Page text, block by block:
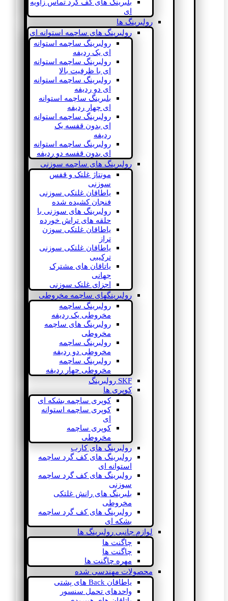
بلبرینگ های کف گرد تماس زاویه
ای
رولبرینگ ها
رولبرینگ های ساچمه استوانه ای
رولبرینگ ساچمه استوانه
ای یک ردیفه
رولبرینگ ساچمه استوانه
ای با ظرفیت بالا
رولبرینگ ساچمه استوانه
ای دو ردیفه
بلبرینگ ساچمه استوانه
ای چهار ردیفه
رولبرینگ ساچمه استوانه
ای بدون قفسه یک
ردیفه
رولبرینگ ساچمه استوانه
ای بدون قفسه دو ردیفه
رولبرینگ های ساچمه سوزنی
مونتاژ غلتک و قفس
سوزنی
یاطاقان غلتکی سوزنی
فنجان کشیده شده
رولبرینگ های سوزنی با
حلقه های تراش خورده
یاطاقان غلتکی سوزن
تراز
یاطاقان غلتکی سوزنی
ترکیبی
یاتاقان های مشترک
جهانی
اجزای غلتک سوزنی
رولبرینگهای ساچمه مخروطی
رولبرینگ ساچمه
مخروطی یک ردیفه
رولبرینگ های ساچمه
مخروطی
رولبرینگ ساچمه
مخروطی دو ردیفه
رولبرینگ ساچمه
مخروطی چهار ردیفه
SKF رولبرینگ
کوپری ها
کوپری ساچمه بشکه ای
کوپری ساچمه استوانه
ای
کوپری ساچمه
مخروطی
رولبرینگ های کارب
رولبرینگ های کف گرد ساچمه
استوانه ای
رولبرینگ های کف گرد ساچمه
سوزنی
بلبرینگ های رانش غلتکی
مخروطی
رولبرینگ های کف گرد ساچمه
بشکه ای
لوازم جانبی رولبرینگ ها
چاگنت ها
چاگنت ها
مهره چاگنت ها
محصولات مهندسی شده
یاطاقان Back های پشتی
واحدهای تحمل سنسور